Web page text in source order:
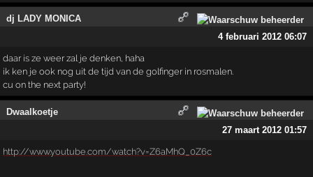
dj LADY MONICA
4 februari 2012 06:07
daar is ze weer zal je denken, haha
ik ken je ook nog uit de tijd van de golfinger in rosmalen.
cu on the next party!
Dwaalkoetje
27 maart 2012 01:57
http://www.youtube.com/watch?v=Z6aMhQ_0Z6c